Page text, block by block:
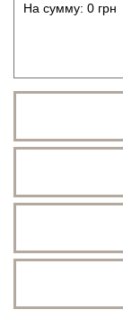
На сумму: 0 грн